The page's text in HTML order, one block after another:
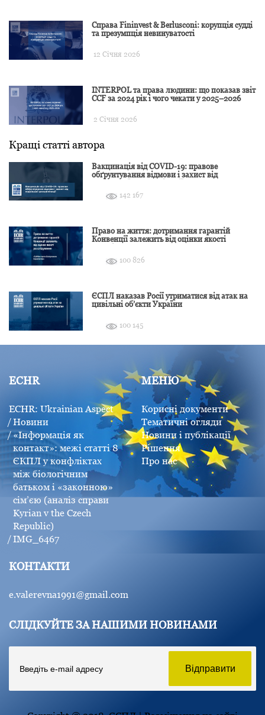
Справа Fininvest & Berlusconi: корупція судді
та презумпція невинуватості
12 Січня 2026
INTERPOL та права людини: що показав звіт
CCF за 2024 рік і чого чекати у 2025–2026
2 Січня 2026
Кращі статті автора
Вакцинація від COVID-19: правове
обґрунтування відмови і захист від
142 167
Право на життя: дотримання гарантій
Конвенції залежить від оцінки якості
100 826
ЄСПЛ наказав Росії утриматися від атак на
цивільні об’єкти України
100 145
ECHR
ECHR: Ukrainian Aspect
Новини
«Інформація як
контакт»: межі статті 8
ЄКПЛ у конфліктах
між біологічним
батьком і «законною»
сім’єю (аналіз справи
Kyrian v the Czech
Republic)
IMG_6467
МЕНЮ
Корисні документи
Тематичні огляди
Новини і публікації
Рішення
Про нас
КОНТАКТИ
e.valerevna1991@gmail.com
СЛІДКУЙТЕ ЗА НАШИМИ НОВИНАМИ